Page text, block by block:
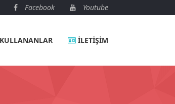
Facebook Youtube
KULLANANLAR İLETIŞIM